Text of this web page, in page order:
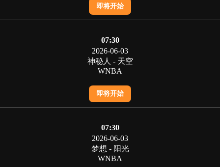
即将开始
07:30
2026-06-03
神秘人 - 天空
WNBA
即将开始
07:30
2026-06-03
梦想 - 阳光
WNBA